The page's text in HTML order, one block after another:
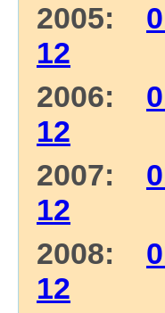
2005:
12
2006:
12
2007:
12
2008:
12